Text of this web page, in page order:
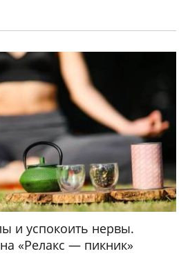
и успокоить нервы.
«Релакс — пикник»